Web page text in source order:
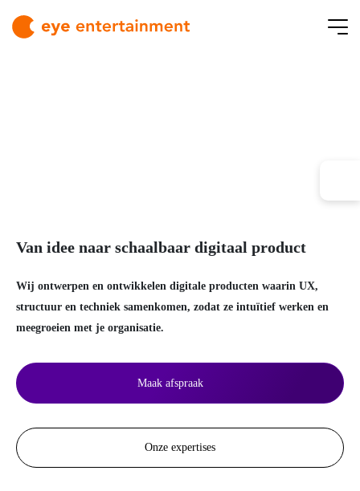
Van idee naar schaalbaar digitaal product
Wij ontwerpen en ontwikkelen digitale producten waarin UX,
structuur en techniek samenkomen, zodat ze intuïtief werken en
meegroeien met je organisatie.
Maak afspraak
Onze expertises